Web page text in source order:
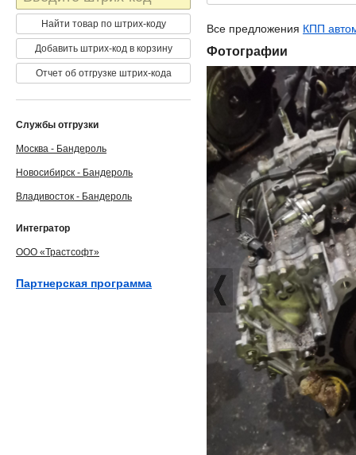
Все предложения КПП
Фотографии
код
Найти товар по штрих-коду
Добавить штрих-код в корзину
Отчет об отгрузке штрих-кода
Службы отгрузки
Москва - Бандероль
Новосибирск - Бандероль
Владивосток - Бандероль
Интегратор
ООО «Трастсофт»
Партнерская программа